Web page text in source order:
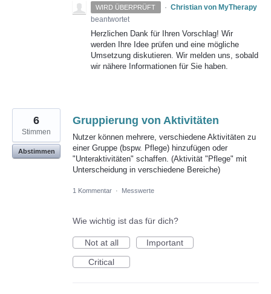
WIRD ÜBERPRÜFT · Christian von MyTherapy
beantwortet
Herzlichen Dank für Ihren Vorschlag! Wir
werden Ihre Idee prüfen und eine mögliche
Umsetzung diskutieren. Wir melden uns, sobald
wir nähere Informationen für Sie haben.
Gruppierung von Aktivitäten
Nutzer können mehrere, verschiedene Aktivitäten zu
einer Gruppe (bspw. Pflege) hinzufügen oder
"Unteraktivitäten" schaffen. (Aktivität "Pflege" mit
Unterscheidung in verschiedene Bereiche)
6
Stimmen
Abstimmen
1 Kommentar · Messwerte
Wie wichtig ist das für dich?
Not at all
Important
Critical